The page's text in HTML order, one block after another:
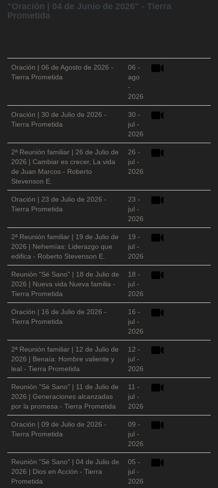
"Oración | 04 de Junio de 2026" - Tierra
Prometida
Oración | 06 de Agosto de 2026 -
Tierra Prometida
06 -
ago
-
2026
Oración | 30 de Julio de 2026 -
Tierra Prometida
30 -
jul -
2026
2ª Reunión familiar | 26 de Julio de
2026 | Cambiar es crecer, La vida
de Juan Marcos - Roberto
Stevenson E.
26 -
jul -
2026
Oración | 23 de Julio de 2026 -
Tierra Prometida
23 -
jul -
2026
2ª Reunión familiar | 19 de Julio de
2026 | Nehemías: Liderazgo que
edifica - Roberto Stevenson E.
19 -
jul -
2026
Reunión "Sé Sano" | 18 de Julio de
2026 | Nueva vida Nueva familia -
Tierra Prometida
18 -
jul -
2026
Oración | 16 de Julio de 2026 -
Tierra Prometida
16 -
jul -
2026
2ª Reunión familiar | 12 de Julio de
2026 | Benaía: Hombre valiente y
leal - Tierra Prometida
12 -
jul -
2026
Reunión "Sé Sano" | 11 de Julio de
2026 | Generaciones alcanzadas
por la promesa - Tierra Prometida
11 -
jul -
2026
Oración | 09 de Julio de 2026 -
Tierra Prometida
09 -
jul -
2026
Reunión "Sé Sano" | 04 de Julio de
2026 | Dios en Acción - Tierra
Prometida
05 -
jul -
2026